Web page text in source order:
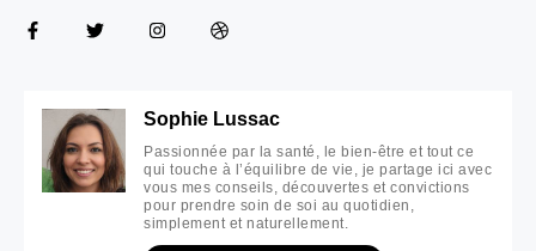
Sophie Lussac
Passionnée par la santé, le bien-être et tout ce
qui touche à l’équilibre de vie, je partage ici avec
vous mes conseils, découvertes et convictions
pour prendre soin de soi au quotidien,
simplement et naturellement.